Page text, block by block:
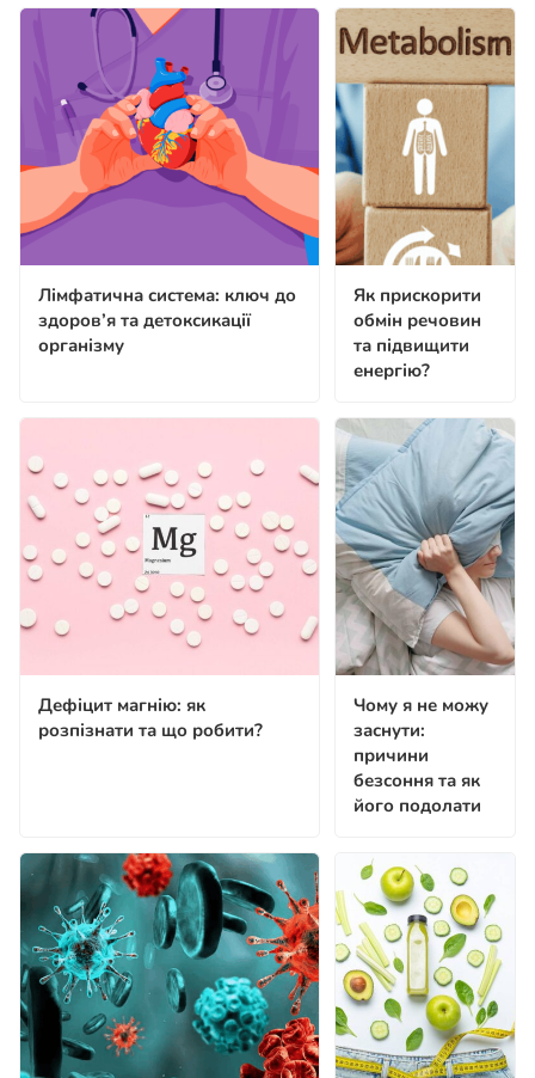
Лімфатична система: ключ до
здоров’я та детоксикації
організму
Як прискорити
обмін речовин
та підвищити
енергію?
Дефіцит магнію: як
розпізнати та що робити?
Чому я не можу
заснути:
причини
безсоння та як
його подолати